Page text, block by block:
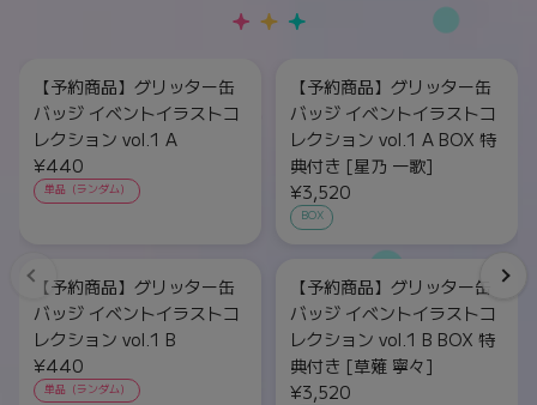
【予約商品】グリッター缶
バッジ イベントイラストコ
レクション vol.1 A
¥440
単品（ランダム）
【予約商品】グリッター缶
バッジ イベントイラストコ
レクション vol.1 A BOX 特
典付き [星乃 一歌]
¥3,520
BOX
【予約商品】グリッター缶
バッジ イベントイラストコ
レクション vol.1 B
¥440
単品（ランダム）
【予約商品】グリッター缶
バッジ イベントイラストコ
レクション vol.1 B BOX 特
典付き [草薙 寧々]
¥3,520